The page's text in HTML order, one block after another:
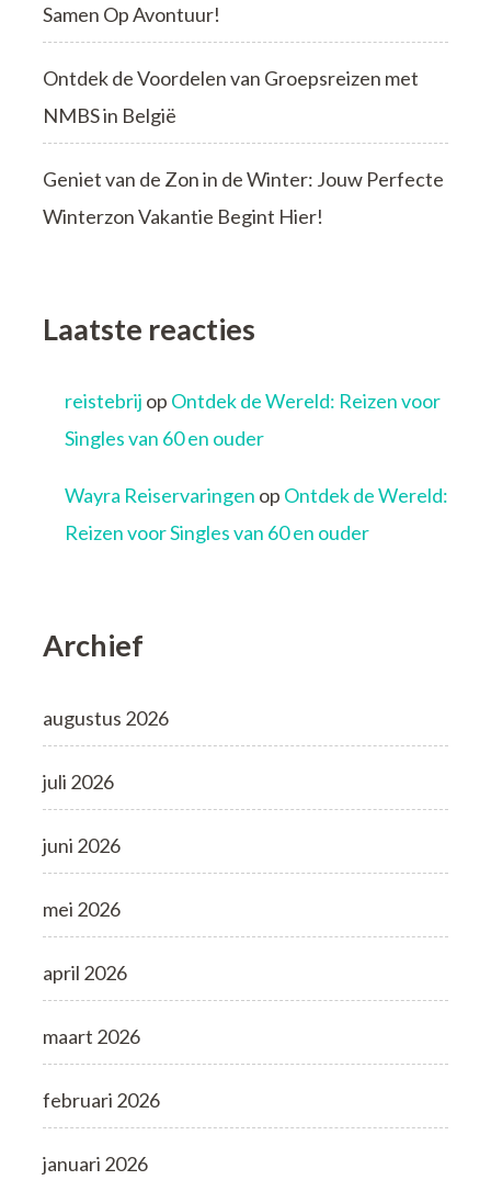
Samen Op Avontuur!
Ontdek de Voordelen van Groepsreizen met
NMBS in België
Geniet van de Zon in de Winter: Jouw Perfecte
Winterzon Vakantie Begint Hier!
Laatste reacties
reistebrij op Ontdek de Wereld: Reizen voor
Singles van 60 en ouder
Wayra Reiservaringen op Ontdek de Wereld:
Reizen voor Singles van 60 en ouder
Archief
augustus 2026
juli 2026
juni 2026
mei 2026
april 2026
maart 2026
februari 2026
januari 2026